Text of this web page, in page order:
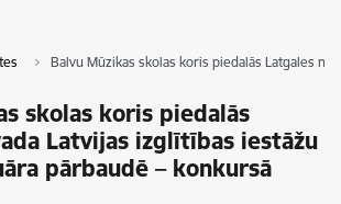
Balvu Mūzikas skolas koris piedalās Latgales
skolas koris piedalās
Latvijas izglītības iestāžu
pārbaudē – konkursā